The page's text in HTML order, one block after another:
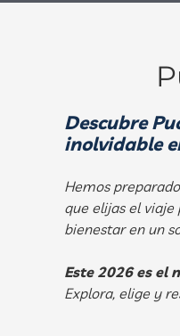
Descubre
inolvidable
Hemos preparado
que elijas el
bienestar en un
Este 2026 es el
Explora, elige y